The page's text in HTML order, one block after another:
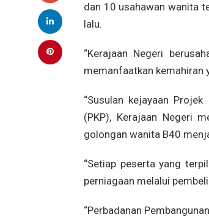
dan 10 usahawan wanita
lalu.
“Kerajaan Negeri
memanfaatkan kemahiran
“Susulan kejayaan
(PKP), Kerajaan Negeri
golongan wanita B40
“Setiap peserta yang
perniagaan melalui
“Perbadanan